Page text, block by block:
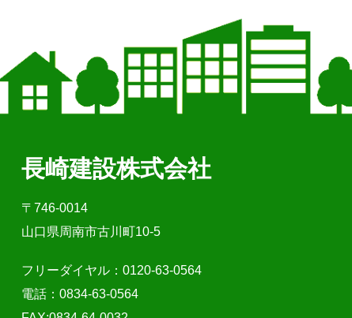
長崎建設株式会社
〒746-0014
山口県周南市古川町10-5
フリーダイヤル：0120-63-0564
電話：0834-63-0564